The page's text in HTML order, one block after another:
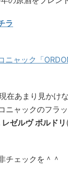
ラ
ニャック「
在あまり見かけ
ニャックのフラ
ゼルヴ ボルドリ
チェックを＾＾